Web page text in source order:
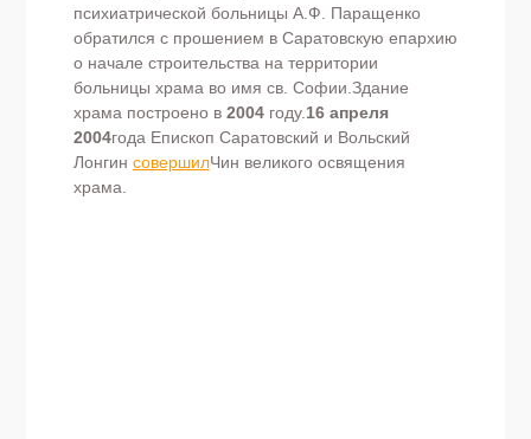
психиатрической больницы А.Ф. Паращенко
обратился с прошением в Саратовскую епархию
о начале строительства на территории
больницы храма во имя св. Софии.Здание
храма построено в 2004году.16 апреля
2004года Епископ Саратовский и Вольский
Лонгин совершилЧин великого освящения
храма.